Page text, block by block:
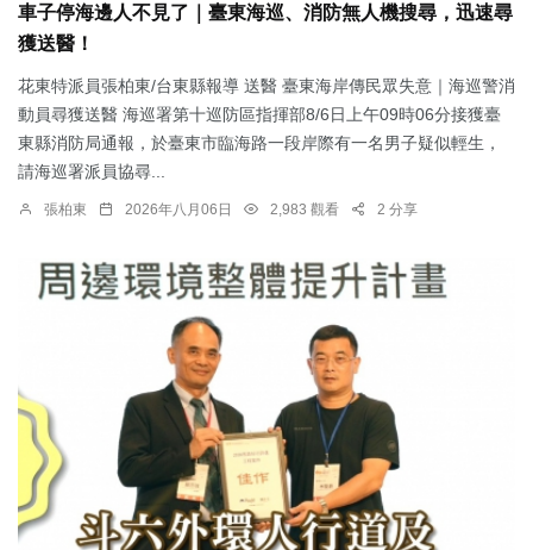
車子停海邊人不見了｜臺東海巡、消防無人機搜尋，迅速尋
獲送醫！
花東特派員張柏東/台東縣報導 送醫 臺東海岸傳民眾失意｜海巡警消
動員尋獲送醫 海巡署第十巡防區指揮部8/6日上午09時06分接獲臺
東縣消防局通報，於臺東市臨海路一段岸際有一名男子疑似輕生，
請海巡署派員協尋...
張柏東 2026年八月06日 2,983 觀看 2 分享